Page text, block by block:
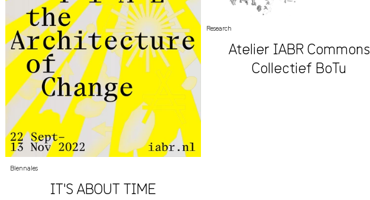
Biennales
IT'S ABOUT TIME
Research
Atelier IABR Commons
Collectief BoTu